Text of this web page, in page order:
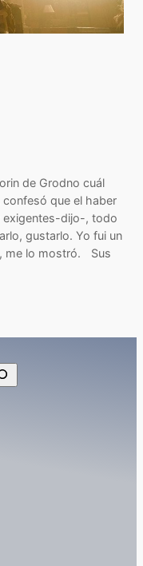
de Grodno cuál
que el haber
exigentes-dijo-, todo
gustarlo. Yo fui un
me lo mostró. Sus